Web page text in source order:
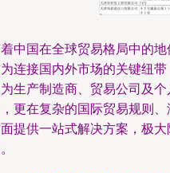
中国在全球贸易格局中的
连接国内外市场的关键纽
生产制造商、贸易公司及
更在复杂的国际贸易规则
提供一站式解决方案，极